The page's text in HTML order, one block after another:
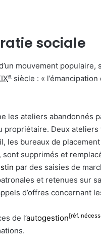
sociale
mouvement
e siècle : «
les ateliers
Deux
les bureaux de
supprimés et
par des saisies de
et retenues sur
d’offres concernant
de l’autogestion[réf.